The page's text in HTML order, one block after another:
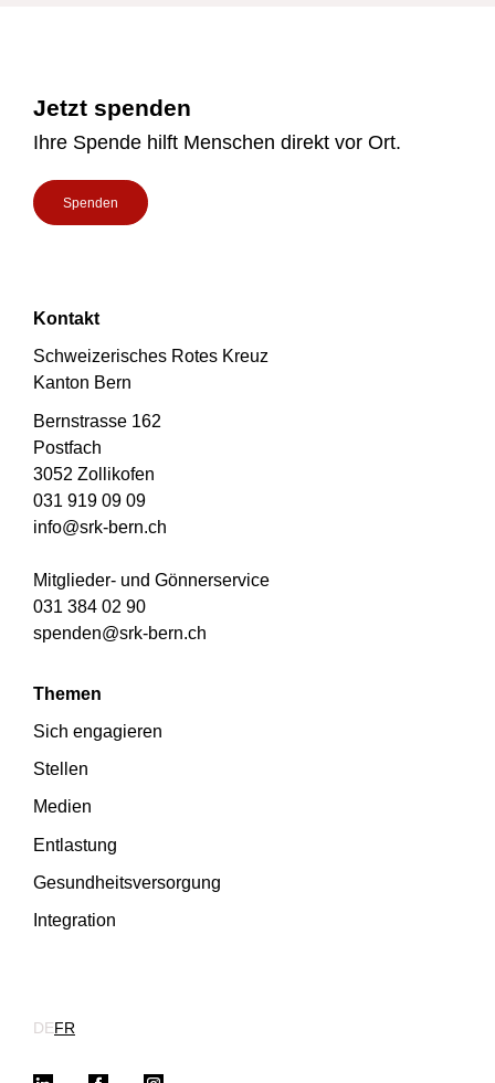
Jetzt spenden
Ihre Spende hilft Menschen direkt vor Ort.
Spenden
Kontakt
Schweizerisches Rotes Kreuz
Kanton Bern
Bernstrasse 162
Postfach
3052 Zollikofen
031 919 09 09
info@srk-bern.ch
Mitglieder- und Gönnerservice
031 384 02 90
spenden@srk-bern.ch
Themen
Sich engagieren
Stellen
Medien
Entlastung
Gesundheitsversorgung
Integration
DEFR